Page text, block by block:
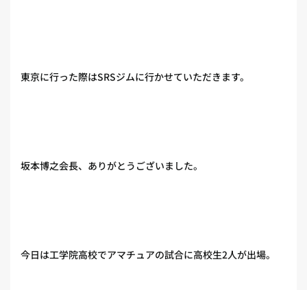
東京に行った際はSRSジムに行かせていただきます。
坂本博之会長、ありがとうございました。
今日は工学院高校でアマチュアの試合に高校生2人が出場。